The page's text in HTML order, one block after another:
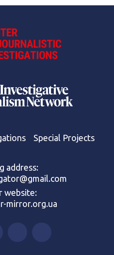
Special Projects
address:
website:
mirror.org.ua